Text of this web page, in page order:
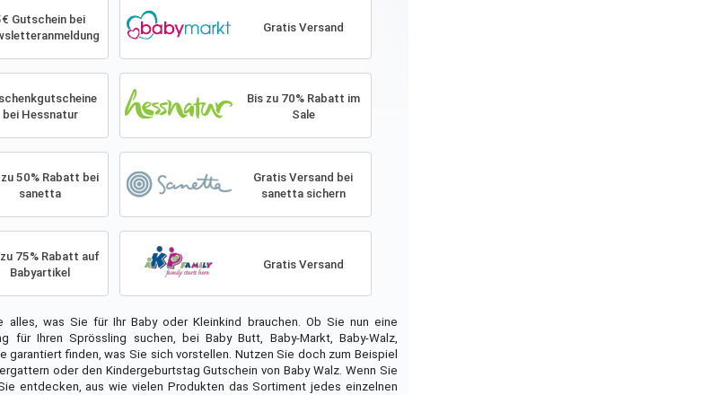
Gutschein bei
Gratis Versand
bei Hessnatur
Bis zu 70% Rabatt im
Sale
zu 50% Rabatt bei
sanetta
Gratis Versand bei
sanetta sichern
75% Rabatt auf
Babyartikel
Gratis Versand
was Sie für Ihr Baby oder Kleinkind brauchen. Ob Sie nun eine
Ihren Sprössling suchen, bei Baby Butt, Baby-Markt, Baby-Walz,
finden, was Sie sich vorstellen. Nutzen Sie doch zum Beispiel
oder den Kindergeburtstag Gutschein von Baby Walz. Wenn Sie
entdecken, aus wie vielen Produkten das Sortiment jedes einzelnen